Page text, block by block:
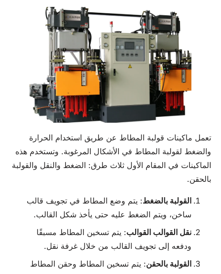
تعمل ماكينات قولبة المطاط عن طريق استخدام الحرارة
والضغط لقولبة المطاط في الأشكال المرغوبة. وتستخدم هذه
الماكينات في المقام الأول ثلاث طرق: الضغط والنقل والقولبة
بالحقن.
القولبة بالضغط: يتم وضع المطاط في تجويف قالب
ساخن، ويتم الضغط عليه حتى يأخذ شكل القالب.
نقل القوالب القوالب: يتم تسخين المطاط مسبقًا
ودفعه إلى تجويف القالب من خلال غرفة نقل.
القولبة بالحقن: يتم تسخين المطاط وحقن المطاط